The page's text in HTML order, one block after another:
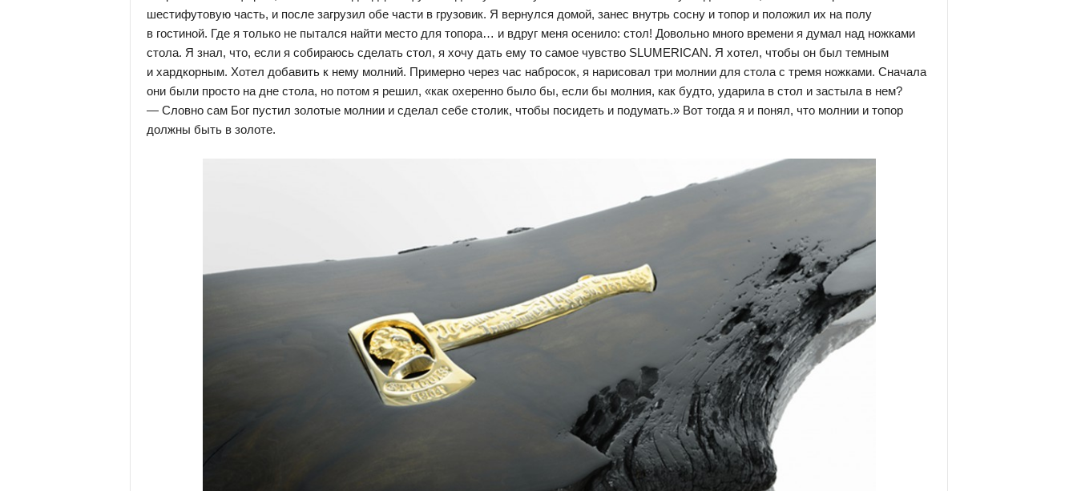
шестифутовую часть, и после загрузил обе части в грузовик. Я вернулся домой, занес внутрь сосну и топор и положил их на полу
в гостиной. Где я только не пытался найти место для топора… и вдруг меня осенило: стол! Довольно много времени я думал над ножками
стола. Я знал, что, если я собираюсь сделать стол, я хочу дать ему то самое чувство SLUMERICAN. Я хотел, чтобы он был темным
и хардкорным. Хотел добавить к нему молний. Примерно через час набросок, я нарисовал три молнии для стола с тремя ножками. Сначала
они были просто на дне стола, но потом я решил, «как охеренно было бы, если бы молния, как будто, ударила в стол и застыла в нем?
— Словно сам Бог пустил золотые молнии и сделал себе столик, чтобы посидеть и подумать.» Вот тогда я и понял, что молнии и топор
должны быть в золоте.